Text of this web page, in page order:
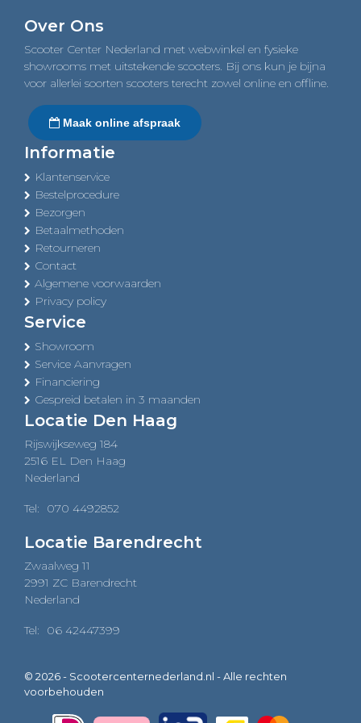
navigation
Over Ons
Scooter Center Nederland met webwinkel en fysieke
showrooms met uitstekende scooters. Bij ons kun je bijna
voor allerlei soorten scooters terecht zowel online en offline.
Maak online afspraak
Informatie
Klantenservice
Bestelprocedure
Bezorgen
Betaalmethoden
Retourneren
Contact
Algemene voorwaarden
Privacy policy
Service
Showroom
Service Aanvragen
Financiering
Gespreid betalen in 3 maanden
Locatie Den Haag
Rijswijkseweg 184
2516 EL Den Haag
Nederland
Tel: 070 4492852
Locatie Barendrecht
Zwaalweg 11
2991 ZC Barendrecht
Nederland
Tel: 06 42447399
© 2026 - Scootercenternederland.nl - Alle rechten
voorbehouden